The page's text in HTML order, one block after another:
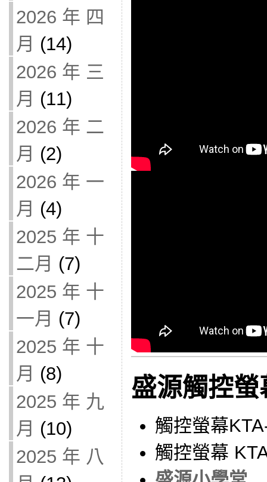
2026 年 四
月 (14)
2026 年 三
月 (11)
2026 年 二
月 (2)
2026 年 一
月 (4)
2025 年 十
二月 (7)
2025 年 十
一月 (7)
2025 年 十
月 (8)
2025 年 九
月 (10)
2025 年 八
盛源觸控
觸控螢幕
觸控螢幕